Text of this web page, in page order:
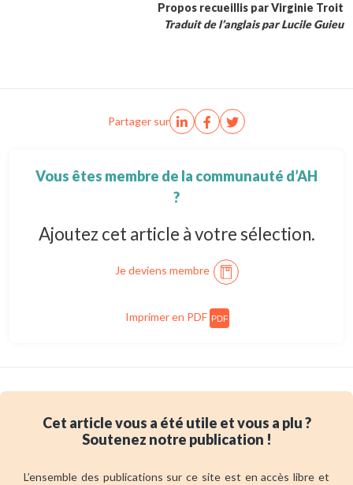
Propos recueillis par Virginie Troit
Traduit de l’anglais par Lucile Guieu
Partager sur
Vous êtes membre de la communauté d’AH
?
Ajoutez cet article à votre sélection.
Je deviens membre
Imprimer en PDF PDF
Cet article vous a été utile et vous a plu ?
Soutenez notre publication !
L’ensemble des publications sur ce site est en accès libre et